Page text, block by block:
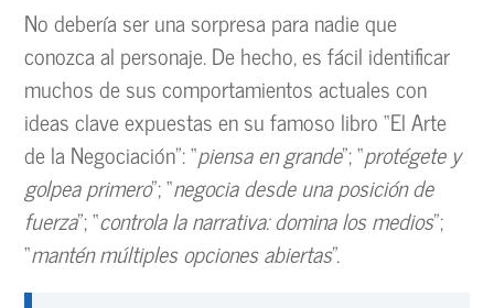
No debería ser una sorpresa para nadie que
conozca al personaje. De hecho, es fácil identificar
muchos de sus comportamientos actuales con
ideas clave expuestas en su famoso libro “El Arte
de la Negociación”: “piensa en grande”; “protégete y
golpea primero”; “negocia desde una posición de
fuerza”; “controla la narrativa: domina los medios”;
“mantén múltiples opciones abiertas”.